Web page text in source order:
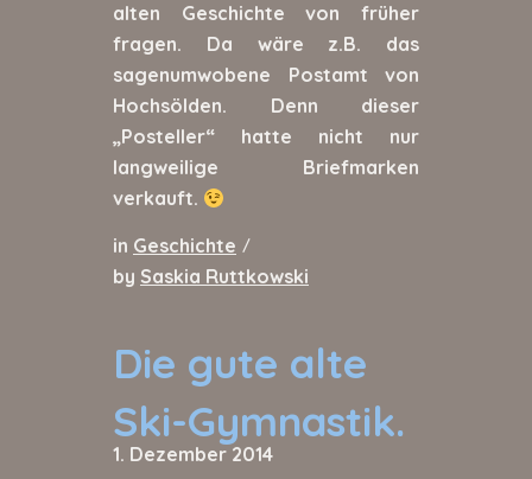
alten Geschichte von früher
fragen. Da wäre z.B. das
sagenumwobene Postamt von
Hochsölden. Denn dieser
„Posteller“ hatte nicht nur
langweilige Briefmarken
verkauft.
in Geschichte /
by Saskia Ruttkowski
Die gute alte
Ski-Gymnastik.
1. Dezember 2014